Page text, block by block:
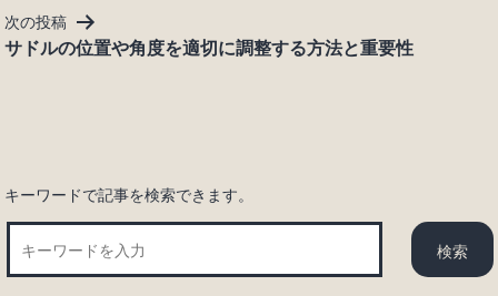
ゲ
ー
次の投稿
サドルの位置や角度を適切に調整する方法と重要性
キーワードで記事を検索できます。